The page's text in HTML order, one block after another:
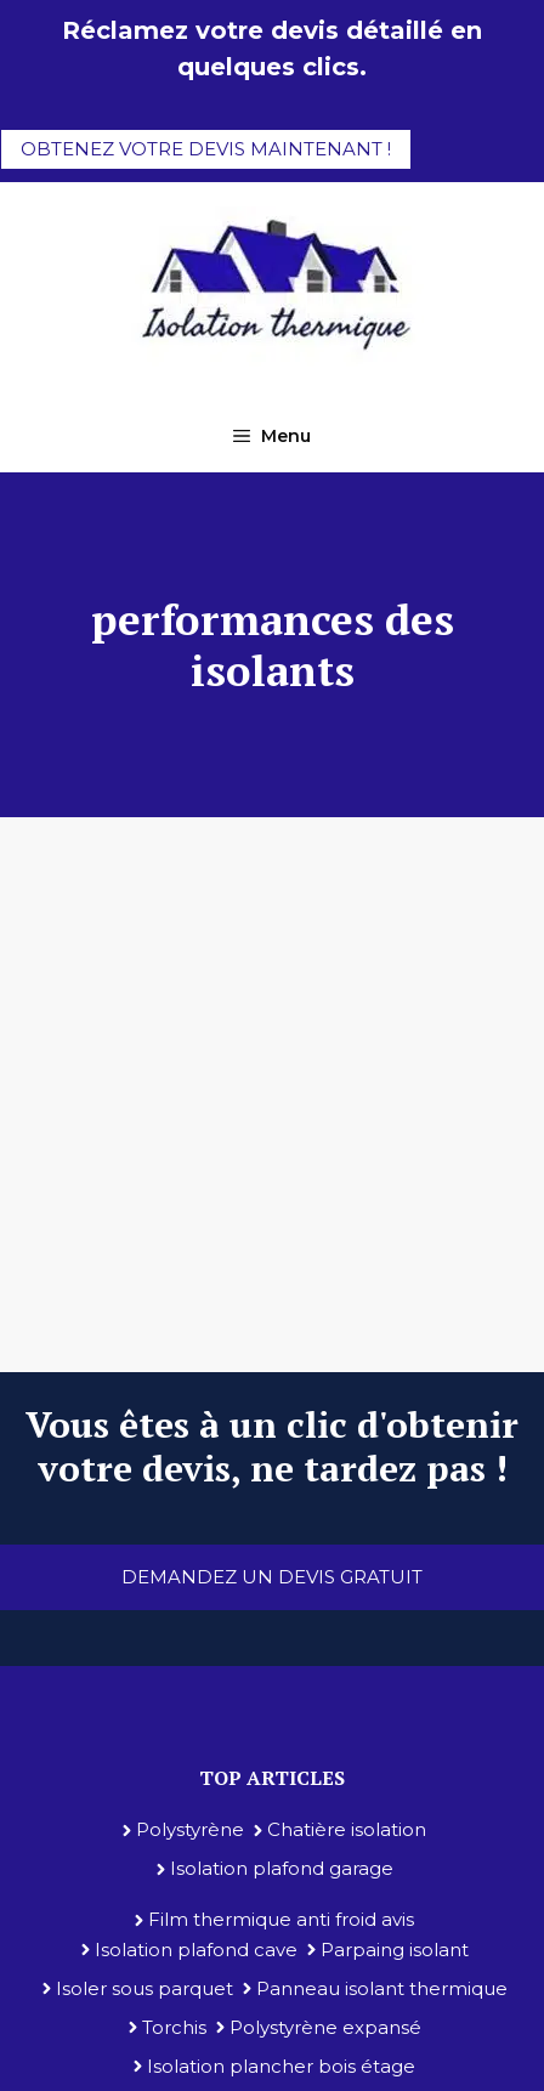
Réclamez votre devis détaillé en
quelques clics.
OBTENEZ VOTRE DEVIS MAINTENANT !
Menu
performances des
isolants
Vous êtes à un clic d'obtenir
votre devis, ne tardez pas !
DEMANDEZ UN DEVIS GRATUIT
TOP ARTICLES
Polystyrène
Chatière isolation
Isolation plafond garage
Film thermique anti froid avis
Isolation plafond cave
Parpaing isolant
Isoler sous parquet
Panneau isolant thermique
Torchis
Polystyrène expansé
Isolation plancher bois étage